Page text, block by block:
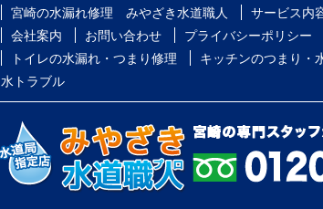
宮崎の水漏れ修理 みやざき水道職人 サービス内
会社案内
お問い合わせ プライバシーポリシー
トイレの水漏れ・つまり修理
キッチンのつまり・
水トラブル